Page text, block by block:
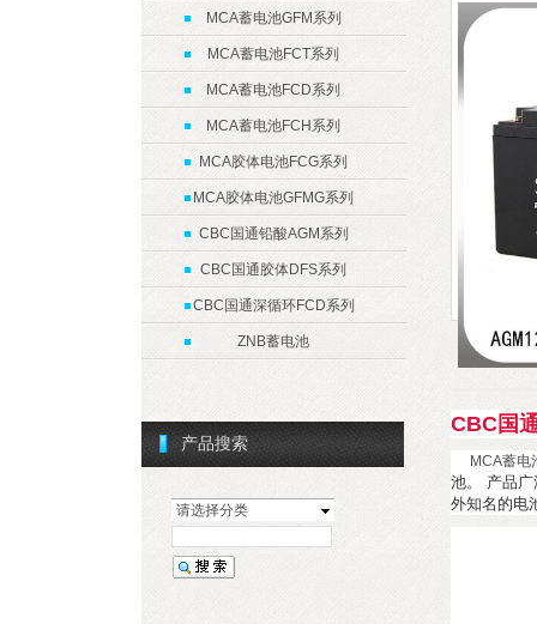
产品搜索
请选择分类
MCA蓄电池GFM系列
MCA蓄电池FCT系列
MCA蓄电池FCD系列
MCA蓄电池FCH系列
MCA胶体电池FCG系列
MCA胶体电池GFMG系列
CBC国通铅酸AGM系列
CBC国通胶体DFS系列
CBC国通深循环FCD系列
ZNB蓄电池
CBC国
MCA蓄电
池。 产品
外知名的电